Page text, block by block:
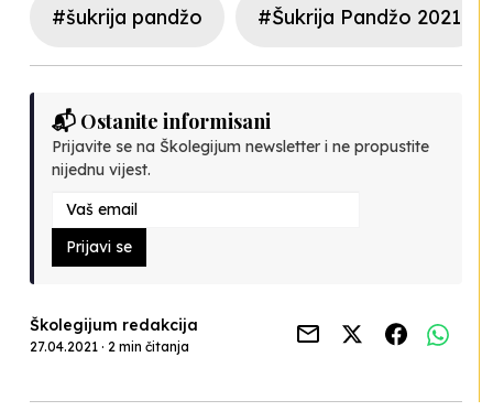
#šukrija pandžo #Šukrija Pandžo 2021
📬 Ostanite informisani
Prijavite se na Školegijum newsletter i ne propustite
nijednu vijest.
Prijavi se
Školegijum redakcija
27.04.2021 · 2 min čitanja